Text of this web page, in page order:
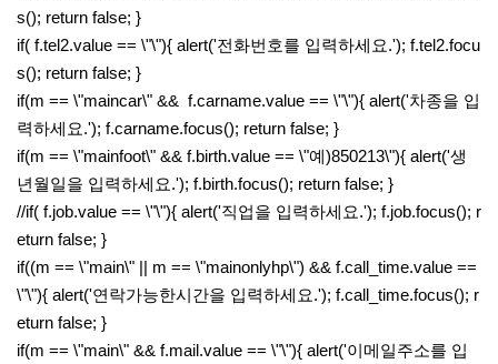
s(); return false; }
if( f.tel2.value == \"\"){ alert('전화번호를 입력하세요.'); f.tel2.focu
s(); return false; }
if(m == \"maincar\" && f.carname.value == \"\"){ alert('차종을 입
력하세요.'); f.carname.focus(); return false; }
if(m == \"mainfoot\" && f.birth.value == \"예)850213\"){ alert('생
년월일을 입력하세요.'); f.birth.focus(); return false; }
//if( f.job.value == \"\"){ alert('직업을 입력하세요.'); f.job.focus(); r
eturn false; }
if((m == \"main\" || m == \"mainonlyhp\") && f.call_time.value ==
\"\"){ alert('연락가능한시간을 입력하세요.'); f.call_time.focus(); r
eturn false; }
if(m == \"main\" && f.mail.value == \"\"){ alert('이메일주소를 입